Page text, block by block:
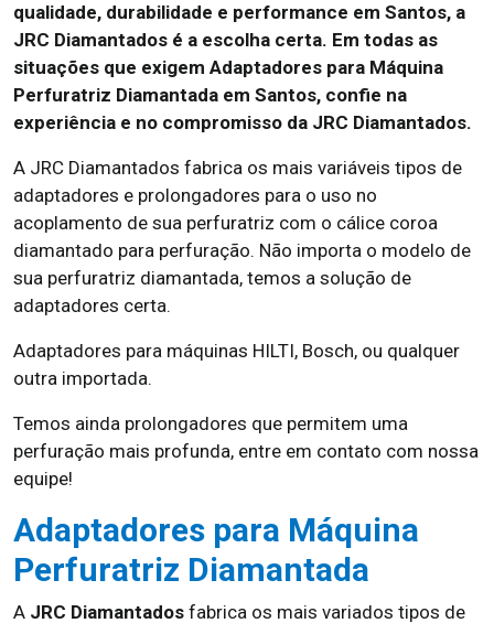
qualidade, durabilidade e performance em Santos, a
JRC Diamantados é a escolha certa. Em todas as
situações que exigem Adaptadores para Máquina
Perfuratriz Diamantada em Santos, confie na
experiência e no compromisso da JRC Diamantados.
A JRC Diamantados fabrica os mais variáveis tipos de
adaptadores e prolongadores para o uso no
acoplamento de sua perfuratriz com o cálice coroa
diamantado para perfuração. Não importa o modelo de
sua perfuratriz diamantada, temos a solução de
adaptadores certa.
Adaptadores para máquinas HILTI, Bosch, ou qualquer
outra importada.
Temos ainda prolongadores que permitem uma
perfuração mais profunda, entre em contato com nossa
equipe!
Adaptadores para Máquina
Perfuratriz Diamantada
A JRC Diamantados fabrica os mais variados tipos de